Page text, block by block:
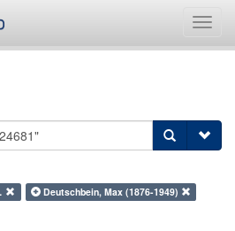
Deutschbein, Max (1876-1949)